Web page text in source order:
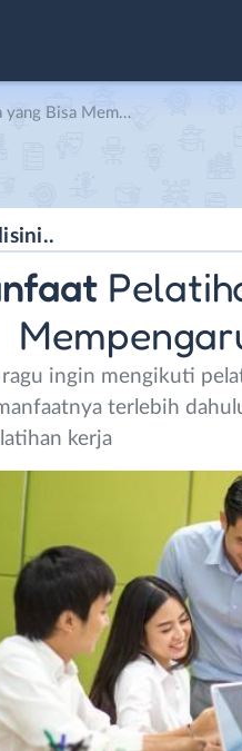
Karir Kamu
ingin mengikuti
terlebih
kerja